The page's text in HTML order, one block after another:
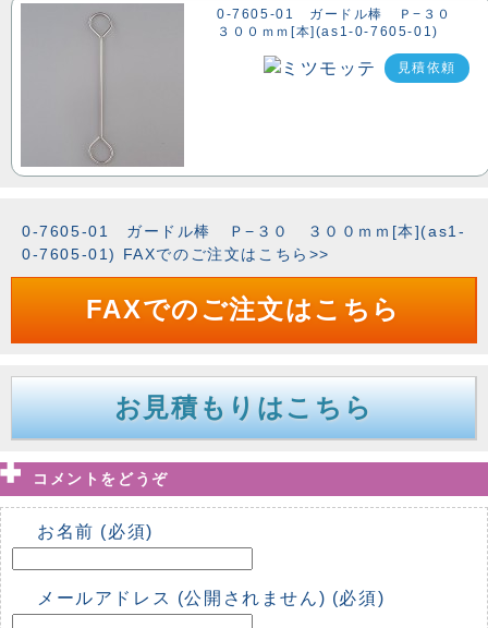
0-7605-01 ガードル棒 Ｐ−３０
３００ｍｍ[本](as1-0-7605-01)
見積依頼
0-7605-01 ガードル棒 Ｐ−３０ ３００ｍｍ[本](as1-
0-7605-01) FAXでのご注文はこちら>>
FAXでのご注文はこちら
お見積もりはこちら
コメントをどうぞ
お名前 (必須)
メールアドレス (公開されません) (必須)